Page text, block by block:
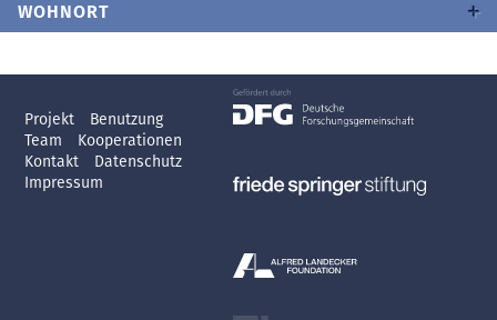
WOHNORT
Projekt
Benutzung
Team
Kooperationen
Kontakt
Datenschutz
Impressum